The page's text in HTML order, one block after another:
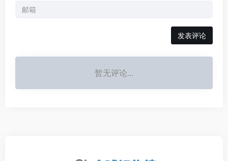
发表评论
暂无评论...